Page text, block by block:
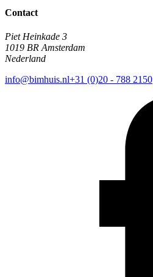
Contact
Piet Heinkade 3
1019 BR Amsterdam
Nederland
info@bimhuis.nl+31 (0)20 - 788 2150